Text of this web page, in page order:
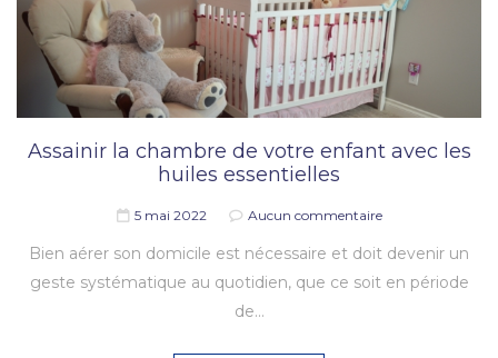
Assainir la chambre de votre enfant avec les
huiles essentielles
5 mai 2022 Aucun commentaire
Bien aérer son domicile est nécessaire et doit devenir un
geste systématique au quotidien, que ce soit en période
de…